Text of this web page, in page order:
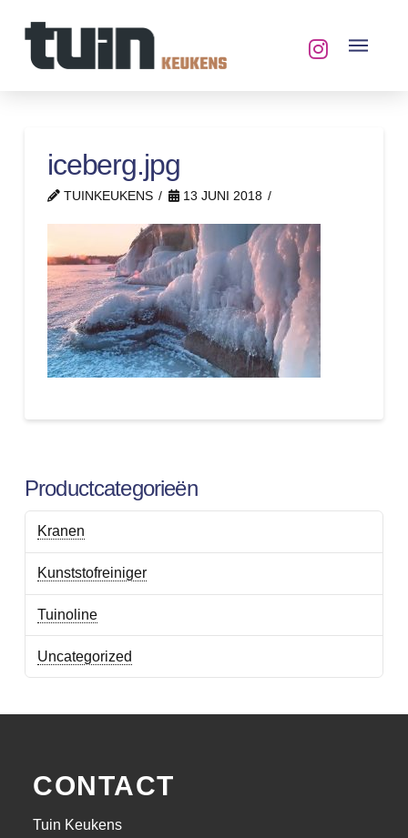
iceberg.jpg
TUINKEUKENS 13 JUNI 2018
Productcategorieën
Kranen
Kunststofreiniger
Tuinoline
Uncategorized
CONTACT
Tuin Keukens